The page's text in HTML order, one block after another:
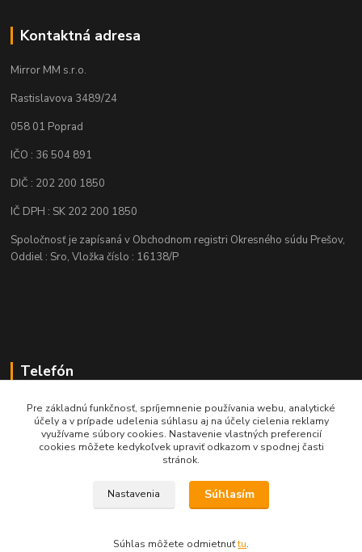
Kontaktná adresa
Mirror MM s.r.o.
Rastislavova 3489/24
058 01 Poprad
IČO : 36 504 891
DIČ : 202 200 1850
IČ DPH : SK 202 200 1850
Spoločnosť je zapísaná v Obchodnom registri Okresného súdu Prešov,
Oddiel : Sro, Vložka číslo : 16138/P
Telefón
+421 905 622 625
obchod@nozeplus.sk
Pre základnú funkčnosť, spríjemnenie používania webu, analytické
účely a v prípade udelenia súhlasu aj na účely cielenia reklamy
využívame súbory cookies. Nastavenie vlastných preferencií
cookies môžete kedykoľvek upraviť odkazom v spodnej časti
stránok.
Nastavenia Súhlasím
Súhlas môžete odmietnuťtu.